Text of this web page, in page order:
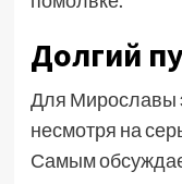
Долгий
Для Мирославы
несмотря на
Самым